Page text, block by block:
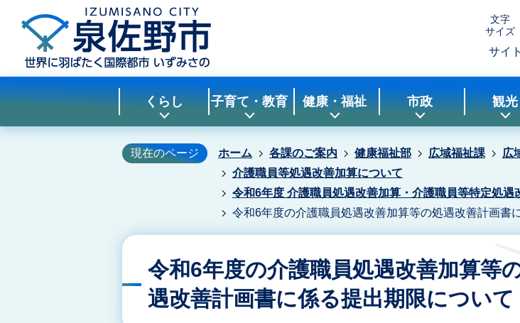
文字
サイズ
サイ
くらし 子育て・教育 健康・福祉 市政 観光
現在のページ ホーム 各課のご案内 健康福祉部 広域福祉課 広
介護職員等処遇改善加算について
令和6年度 介護職員処遇改善加算・介護職員等特定処
令和6年度の介護職員処遇改善加算等の処遇改善計画書
令和6年度の介護職員処遇改善加算等
遇改善計画書に係る提出期限について